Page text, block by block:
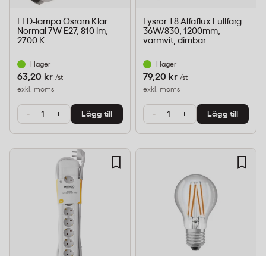
LED-lampa Osram Klar
Normal 7W E27, 810 lm,
2700 K
I lager
63,20 kr /st
exkl. moms
- + Lägg till
Lysrör T8 Alfaflux Fullfärg
36W/830, 1200mm,
varmvit, dimbar
I lager
79,20 kr /st
exkl. moms
- + Lägg till